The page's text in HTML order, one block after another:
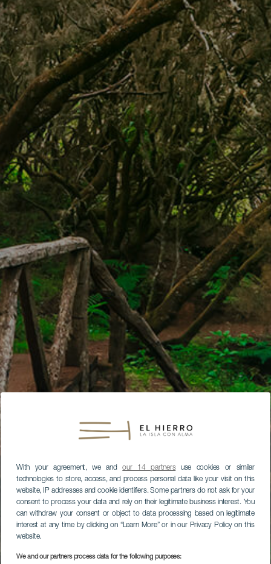
With your agreement, we andour 14 partnersuse cookies or similar
technologies to store, access, and process personal data like your visit on this
website, IP addresses and cookie identifiers. Some partners do not ask for your
consent to process your data and rely on their legitimate business interest. You
can withdraw your consent or object to data processing based on legitimate
interest at any time by clicking on “Learn More” or in our Privacy Policy on this
website.
We and our partners process data for the following purposes: